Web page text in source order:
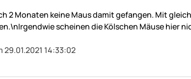
2 Monaten keine Maus damit gefangen. Mit
scheinen die Kölschen Mäuse hier
29.01.2021 14:33:02